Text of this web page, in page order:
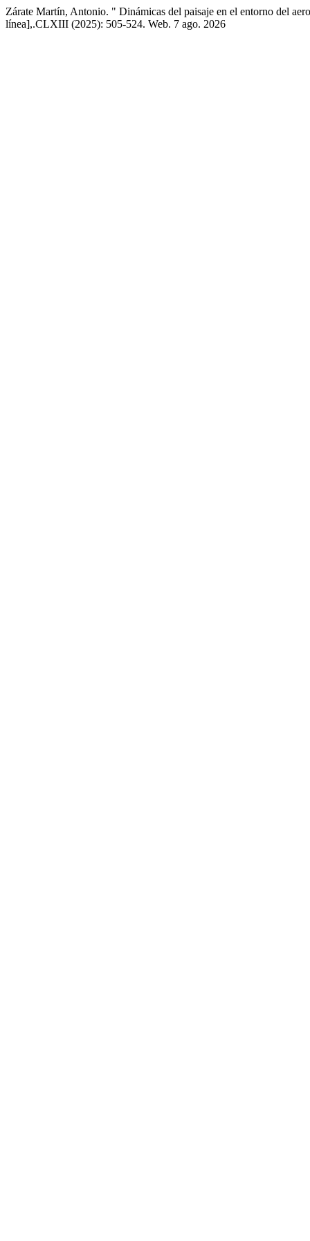
Zárate Martín, Antonio. " Dinámicas del paisaje en el entorno del
línea],.CLXIII (2025): 505-524. Web. 7 ago. 2026